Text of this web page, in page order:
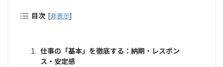
目次 [非表示]
仕事の「基本」を徹底する：納期・レスポン
ス・安定感